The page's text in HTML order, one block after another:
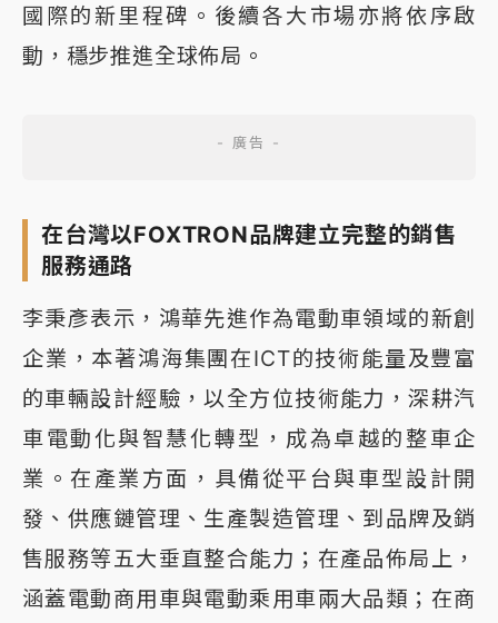
國際的新里程碑。後續各大市場亦將依序啟
動，穩步推進全球佈局。
在台灣以FOXTRON品牌建立完整的銷售
服務通路
李秉彥表示，鴻華先進作為電動車領域的新創
企業，本著鴻海集團在ICT的技術能量及豐富
的車輛設計經驗，以全方位技術能力，深耕汽
車電動化與智慧化轉型，成為卓越的整車企
業。在產業方面，具備從平台與車型設計開
發、供應鏈管理、生產製造管理、到品牌及銷
售服務等五大垂直整合能力；在產品佈局上，
涵蓋電動商用車與電動乘用車兩大品類；在商